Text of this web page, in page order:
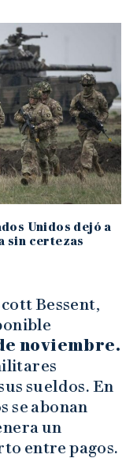
Unidos dejó a
sin certezas
Bessent,
noviembre.
sueldos. En
se abonan
un
entre pagos.